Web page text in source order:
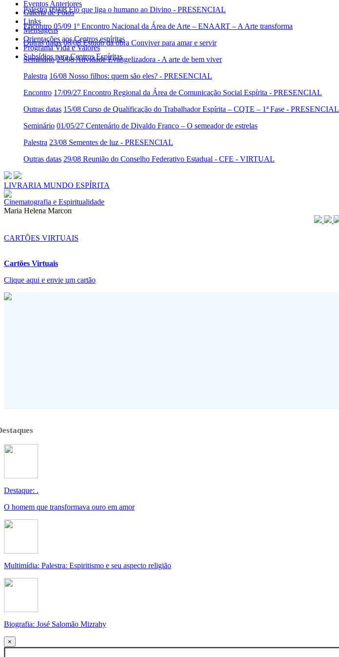
Eventos Anteriores
Galeria de Fotos
Links
Mensagens
Orientações aos Centros espíritas
Programa Vida e Valores
Subsídios para Centros Espíritas
Palestra 09/08 Elo que liga o humano ao Divino - PRESENCIAL
Encontro 05/09 1º Encontro Nacional da Área de Arte – ENAART – A Arte transforma
Outras datas 08/08 Estudo da obra Conviver para amar e servir
Seminário 23/08 Atividade Evangelizadora - A arte de bem viver
Palestra 16/08 Nosso filhos: quem são eles? - PRESENCIAL
Encontro 17/09/27 Encontro Regional da Área de Comunicação Social Espírita - PRESENCIAL
Outras datas 15/08 Curso de Qualificação do Trabalhador Espírita – CQTE – 1ª Fase - PRESENCIAL
Seminário 01/05/27 Centenário de Divaldo Franco – O semeador de estrelas
Palestra 23/08 Sementes de luz - PRESENCIAL
Outras datas 29/08 Reunião do Conselho Federativo Estadual - CFE - VIRTUAL
LIVRARIA MUNDO ESPÍRITA
Cinematografia e Espiritualidade
Maria Helena Marcon
CARTÕES VIRTUAIS
Cartões Virtuais
Clique aqui e envie um cartão
Destaque: .
O homem que transformava ouro em amor
Multimídia: Palestra: Espiritismo e seu aspecto religião
Biografia: José Salomão Mizrahy
×